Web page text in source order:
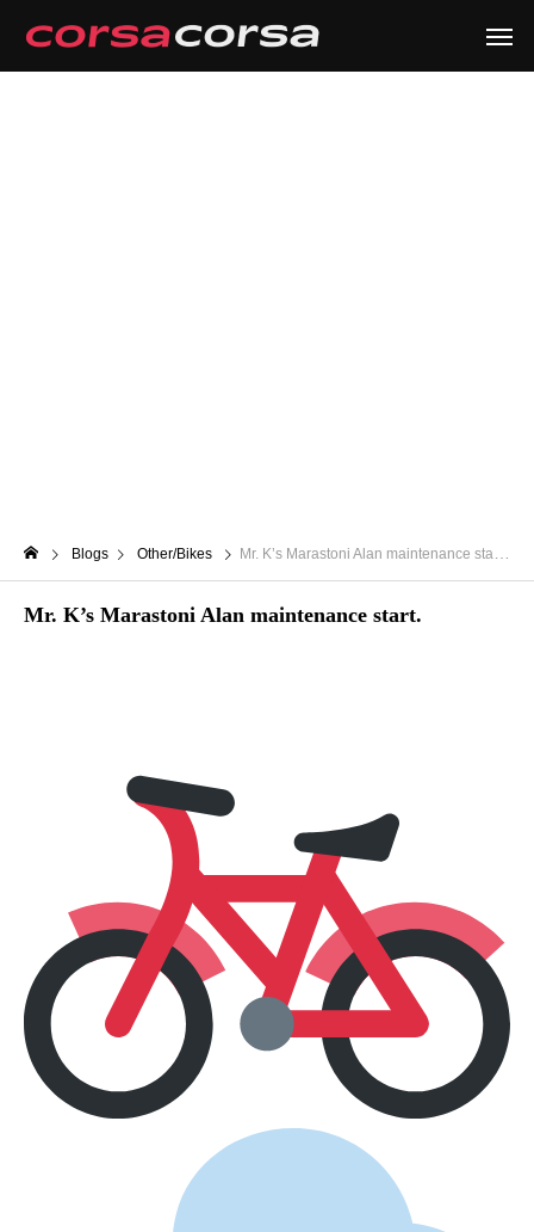
Blogs Other/Bikes Mr. K’s Marastoni Alan maintenance start.
Mr. K’s Marastoni Alan maintenance start.